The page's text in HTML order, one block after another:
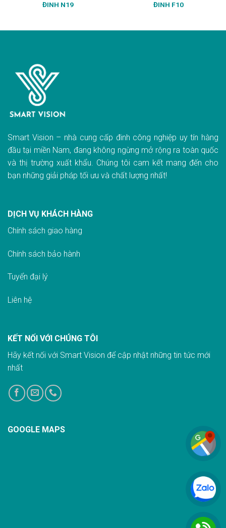
ĐINH N19 ĐINH F10
Smart Vision – nhà cung cấp đinh công nghiệp uy tín hàng
đầu tại miền Nam, đang không ngừng mở rộng ra toàn quốc
và thị trường xuất khẩu. Chúng tôi cam kết mang đến cho
bạn những giải pháp tối ưu và chất lượng nhất!
DỊCH VỤ KHÁCH HÀNG
Chính sách giao hàng
Chính sách bảo hành
Tuyển đại lý
Liên hệ
KẾT NỐI VỚI CHÚNG TÔI
Hãy kết nối với Smart Vision để cập nhật những tin tức mới
nhất
GOOGLE MAPS